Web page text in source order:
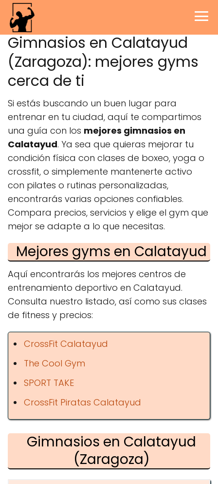
Gimnasios en Calatayud
(Zaragoza): mejores gyms
cerca de ti
Si estás buscando un buen lugar para
entrenar en tu ciudad, aquí te compartimos
una guía con los mejores gimnasios en
Calatayud. Ya sea que quieras mejorar tu
condición física con clases de boxeo, yoga o
crossfit, o simplemente mantenerte activo
con pilates o rutinas personalizadas,
encontrarás varias opciones confiables.
Compara precios, servicios y elige el gym que
mejor se adapte a lo que necesitas.
Mejores gyms en Calatayud
Aquí encontrarás los mejores centros de
entrenamiento deportivo en Calatayud.
Consulta nuestro listado, así como sus clases
de fitness y precios:
CrossFit Calatayud
The Cool Gym
SPORT TAKE
CrossFit Piratas Calatayud
Gimnasios en Calatayud
(Zaragoza)